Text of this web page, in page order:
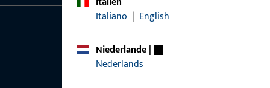
Italiano | English
Niederlande|
Nederlands
Allgemeines
Impressum